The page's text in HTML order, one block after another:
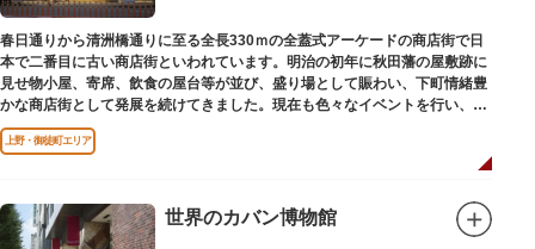
春日通りから清洲橋通りに至る全長330ｍの全蓋式アーケードの商店街で日
本で二番目に古い商店街といわれています。明治の初年に秋田藩の屋敷跡に
見せ物小屋、寄席、飲食の屋台等が並び、盛り場として賑わい、下町情緒豊
かな商店街として発展を続けてきました。現在も色々なイベントを行い、住
民から親しまれている魅力的な商店街です。
上野・御徒町エリア
世界のカバン博物館